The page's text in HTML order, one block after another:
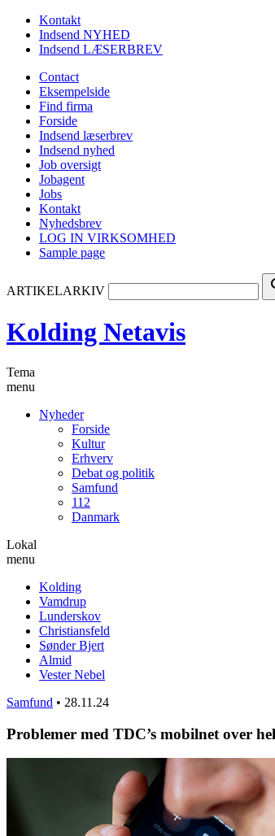
Kontakt
Indsend NYHED
Indsend LÆSERBREV
Contact
Eksempelside
Find firma
Forside
Indsend læserbrev
Indsend nyhed
Job oversigt
Jobagent
Jobs
Kontakt
Nyhedsbrev
LOG IN VIRKSOMHED
Sample page
ARTIKELARKIV
Kolding Netavis
Tema
menu
Nyheder
Forside
Kultur
Erhverv
Debat og politik
Samfund
112
Danmark
Lokal
menu
Kolding
Vamdrup
Lunderskov
Christiansfeld
Sønder Bjert
Almid
Vester Nebel
Samfund • 28.11.24
Problemer med TDC’s mobilnet over